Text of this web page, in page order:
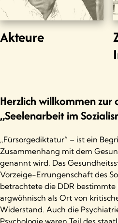
Akteure
Herzlich willkommen zur
„Seelenarbeit im
„Fürsorgediktatur“ – ist ein
Zusammenhang mit dem
genannt wird. Das
Vorzeige-Errungenschaft des
betrachtete die DDR bestimmte
argwöhnisch als Ort von
Widerstand. Auch die